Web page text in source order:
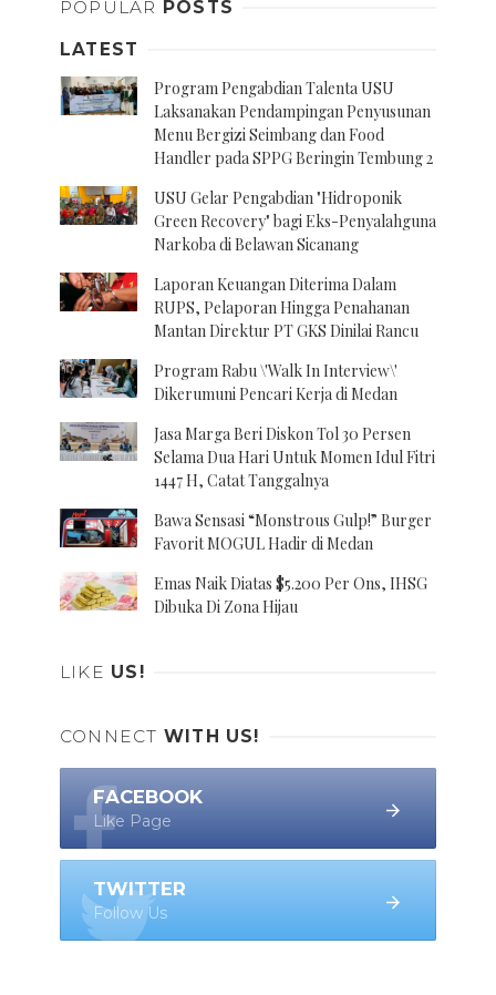
POPULAR POSTS
LATEST
Program Pengabdian Talenta USU
Laksanakan Pendampingan Penyusunan
Menu Bergizi Seimbang dan Food
Handler pada SPPG Beringin Tembung 2
USU Gelar Pengabdian "Hidroponik
Green Recovery" bagi Eks-Penyalahguna
Narkoba di Belawan Sicanang
Laporan Keuangan Diterima Dalam
RUPS, Pelaporan Hingga Penahanan
Mantan Direktur PT GKS Dinilai Rancu
Program Rabu \'Walk In Interview\'
Dikerumuni Pencari Kerja di Medan
Jasa Marga Beri Diskon Tol 30 Persen
Selama Dua Hari Untuk Momen Idul Fitri
1447 H, Catat Tanggalnya
Bawa Sensasi “Monstrous Gulp!” Burger
Favorit MOGUL Hadir di Medan
Emas Naik Diatas $5.200 Per Ons, IHSG
Dibuka Di Zona Hijau
LIKE US!
CONNECT WITH US!
FACEBOOK
Like Page
TWITTER
Follow Us